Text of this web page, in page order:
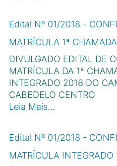
Edital Nº 01/2018 -
MATRÍCULA 1ª
DIVULGADO EDITAL DE
MATRÍCULA DA 1ª
INTEGRADO 2018 DO
CABEDELO CENTRO
Leia Mais…
Edital Nº 01/2018 -
MATRÍCULA INTEGRADO